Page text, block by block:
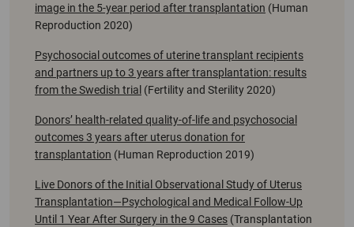
image in the 5-year period after transplantation (Human
Reproduction 2020)
Psychosocial outcomes of uterine transplant recipients
and partners up to 3 years after transplantation: results
from the Swedish trial (Fertility and Sterility 2020)
Donors’ health-related quality-of-life and psychosocial
outcomes 3 years after uterus donation for
transplantation (Human Reproduction 2019)
Live Donors of the Initial Observational Study of Uterus
Transplantation—Psychological and Medical Follow-Up
Until 1 Year After Surgery in the 9 Cases (Transplantation